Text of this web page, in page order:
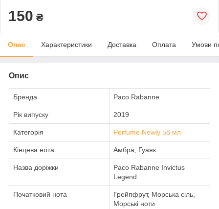
150 ₴
Опис Характеристики Доставка Оплата Умови
Опис
Бренда Paco Rabanne
Рік випуску 2019
Категорія Perfume Newly 58 мл
Кінцева нота Амбра, Гуаяк
Назва доріжки
Paco Rabanne Invictus
Legend
Початковий нота
Грейпфрут, Морська сіль,
Морські ноти